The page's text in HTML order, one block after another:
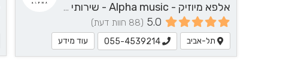
אלפא מיוזיק - Alpha music - שירותי מוזיקה
5.0 (88 חוות דעת)
תל-אביב 055-4539214 עוד מידע